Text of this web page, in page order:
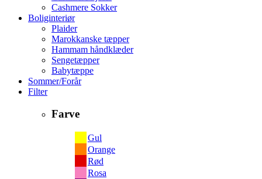
Cashmere Sokker
Boliginteriør
Plaider
Marokkanske tæpper
Hammam håndklæder
Sengetæpper
Babytæppe
Sommer/Forår
Filter
Farve
Gul
Orange
Rød
Rosa